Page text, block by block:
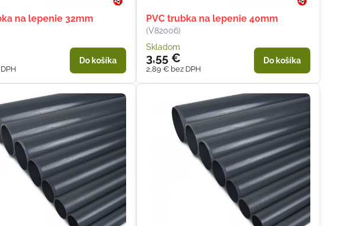
na lepenie 32mm
Do košíka
PVC trubka na lepenie 40mm
(V82006)
Skladom
3,55 €
2,89 € bez DPH
Do košíka